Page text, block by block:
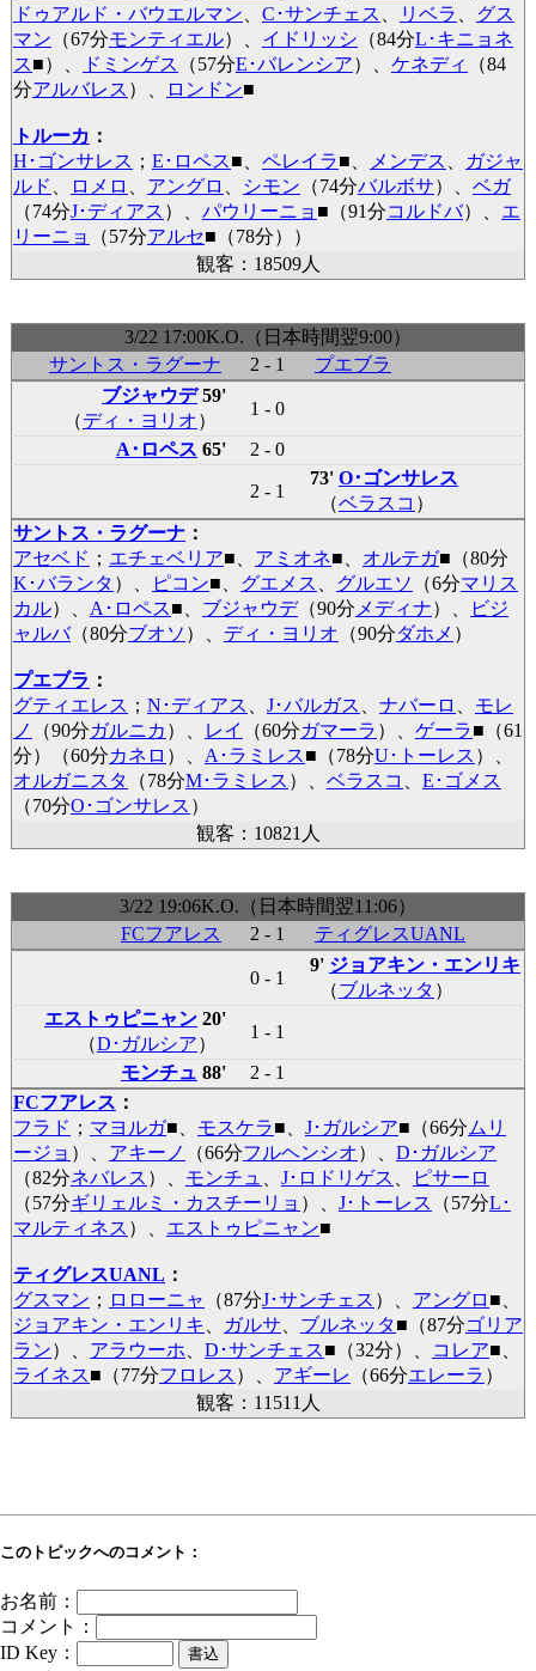
ドゥアルド・バウエルマン
C･サンチェス リベラ
グス
マン （67分モンティエル）、 イドリッシ （84分L･キニョネ
ス■）、 ドミンゲス （57分E･バレンシア）、 ケネディ
（84
分アルバレス ）、 ロンドン■
トルーカ ：
H･ゴンサレス ； E･ロペス■ ペレイラ■ メンデス
ガジャ
ルド
ロメロ アングロ シモン （74分バルボサ）、 ベガ
（74分J･ディアス ）、 パウリーニョ ■ （91分コルドバ）、 エ
リーニョ
（57分アルセ■ （78分））
観客：18509人
3/22 17:00K.O.（日本時間翌9:00）
サントス・ラグーナ
2 - 1
プエブラ
ブジャウデ59'
（ディ・ヨリオ）
1 - 0
A･ロペス 65' 2 - 0
2 - 1
73' O･ゴンサレス
（ベラスコ ）
サントス・ラグーナ：
アセベド ； エチェベリア■ アミオネ■ オルテガ■ （80分
K･バランタ ）、 ピコン■ グエメス グルエソ （6分マリス
カル）、 A･ロペス■ ブジャウデ（90分 メディナ）、
ビジ
ャルバ（80分ブオソ ）、 ディ・ヨリオ （90分ダホメ ）
プエブラ ：
グティエレス ； N･ディアス J･バルガス ナバーロ
モレ
ノ
（90分ガルニカ ）、 レイ （60分ガマーラ ）、 ゲーラ■ （61
分）（60分カネロ ）、 A･ラミレス■ （78分U･トーレス ）、
オルガニスタ
（78分M･ラミレス ）、 ベラスコ
E･ゴメス
（70分O･ゴンサレス ）
観客：10821人
3/22 19:06K.O.（日本時間翌11:06）
FCフアレス
2 - 1 ティグレスUANL
0 - 1
9' ジョアキン・エンリキ
（ブルネッタ ）
エストゥピニャン20'
（D･ガルシア）
1 - 1
モンチュ 88'
2 - 1
FCフアレス ：
フラド ； マヨルガ■ モスケラ■ J･ガルシア■ （66分 ムリ
ージョ ）、 アキーノ （66分フルヘンシオ）、 D･ガルシア
（82分ネバレス ）、 モンチュ J･ロドリゲス
ピサーロ
（57分ギリェルミ・カスチーリョ ）、 J･トーレス （57分L･
マルティネス ）、 エストゥピニャン■
ティグレスUANL ：
グスマン ； ロローニャ （87分J･サンチェス ）、 アングロ ■
ジョアキン・エンリキ
ガルサ ブルネッタ■ （87分ゴリア
ラン）、 アラウーホ D･サンチェス■ （32分）、 コレア■
ライネス■ （77分フロレス ）、 アギーレ （66分エレーラ ）
観客：11511人
このトピックへのコメント：
お名前：
コメント：
ID Key：